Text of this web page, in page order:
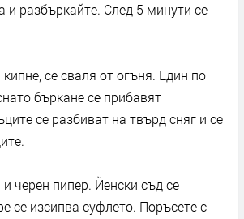
и разбъркайте. След 5 минути се
се сваля от огъня. Един по
бъркане се прибавят
се разбиват на твърд сняг и се
черен пипер. Йенски съд се
се изсипва суфлето. Поръсете с